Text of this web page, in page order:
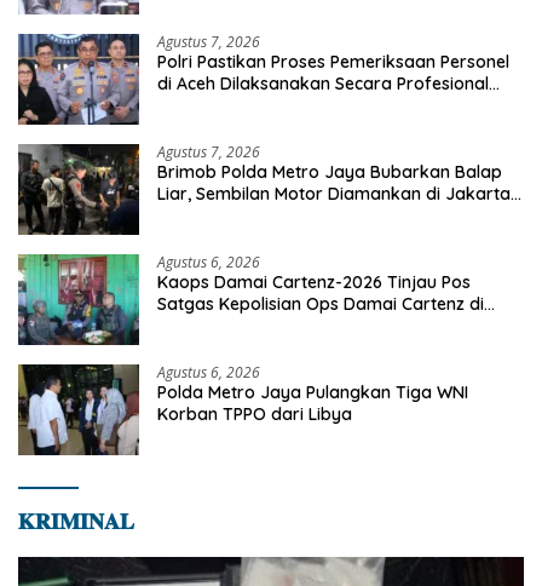
Agustus 7, 2026
Polri Pastikan Proses Pemeriksaan Personel
di Aceh Dilaksanakan Secara Profesional
Agustus 7, 2026
Brimob Polda Metro Jaya Bubarkan Balap
Liar, Sembilan Motor Diamankan di Jakarta
Agustus 6, 2026
Kaops Damai Cartenz-2026 Tinjau Pos
Satgas Kepolisian Ops Damai Cartenz di
Agustus 6, 2026
Polda Metro Jaya Pulangkan Tiga WNI
Korban TPPO dari Libya
𝐊𝐑𝐈𝐌𝐈𝐍𝐀𝐋